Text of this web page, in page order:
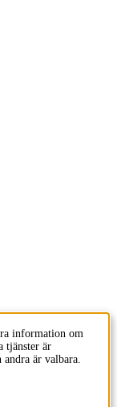
information om
tjänster är
andra är valbara.